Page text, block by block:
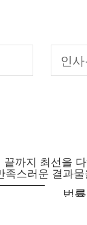
인사
끝까지 최선을
족스러운 결과
법